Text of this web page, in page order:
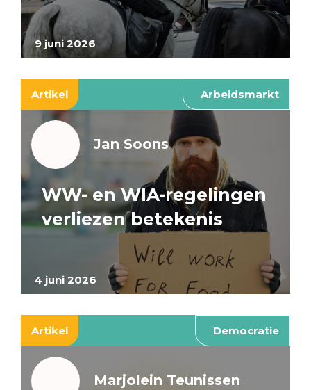
9 juni 2026
Artikel Arbeidsmarkt
4 juni 2026
Jan Soons
WW- en WIA-regelingen
verliezen betekenis
Artikel Democratie
Marjolein Teunissen